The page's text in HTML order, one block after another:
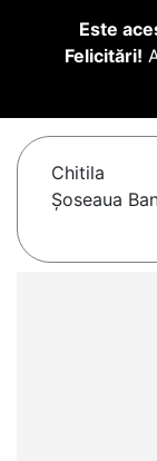
Este
Felicitări!
Chitila
Șoseaua